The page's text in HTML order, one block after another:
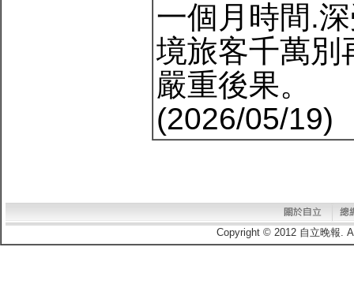
一個月時間.
境旅客千萬別
嚴重後果。
(2026/05/19)
Copyright © 2012 自立晚報.